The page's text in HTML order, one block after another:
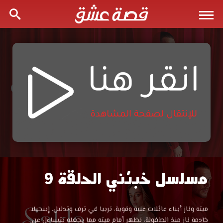
مسلسل
خبئني
مسلسل خبئني الحلقة 9
مسلسل
خبئني
ميته وناز أبناء عائلات غنية وقوية، تربيا في ترف وتدليل. إينجيلا،
خادمة ناز منذ الطفولة، تظهر أمام ميته مما يجعله يتساءل عن